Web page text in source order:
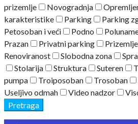
prizemlje
Novogradnja
karakteristike
Parking Parking
Petosoban i veći
Podno
Prazan
Privatni parking Prizemlje
Renoviranost
Slobodna zona
Stolarija
Struktura Suteren
pumpa
Troiposoban Trosoban
Useljivo odmah
Video nadzor
Pretraga